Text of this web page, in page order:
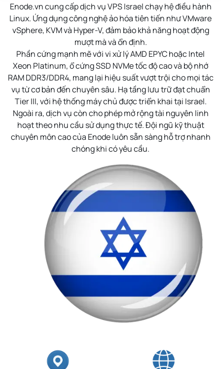
Enode.vn cung cấp dịch vụ VPS Israel chạy hệ điều hành
Linux. Ứng dụng công nghệ ảo hóa tiên tiến như VMware
vSphere, KVM và Hyper-V, đảm bảo khả năng hoạt động
mượt mà và ổn định.
Phần cứng mạnh mẽ với vi xử lý AMD EPYC hoặc Intel
Xeon Platinum, ổ cứng SSD NVMe tốc độ cao và bộ nhớ
RAM DDR3/DDR4, mang lại hiệu suất vượt trội cho mọi tác
vụ từ cơ bản đến chuyên sâu. Hạ tầng lưu trữ đạt chuẩn
Tier III, với hệ thống máy chủ được triển khai tại Israel.
Ngoài ra, dịch vụ còn cho phép mở rộng tài nguyên linh
hoạt theo nhu cầu sử dụng thực tế. Đội ngũ kỹ thuật
chuyên môn cao của Enode luôn sẵn sàng hỗ trợ nhanh
chóng khi có yêu cầu.